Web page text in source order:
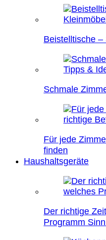
Beistelltische
Schmale
Für jede
finden
Haushaltsgeräte
Der richtige
Programm